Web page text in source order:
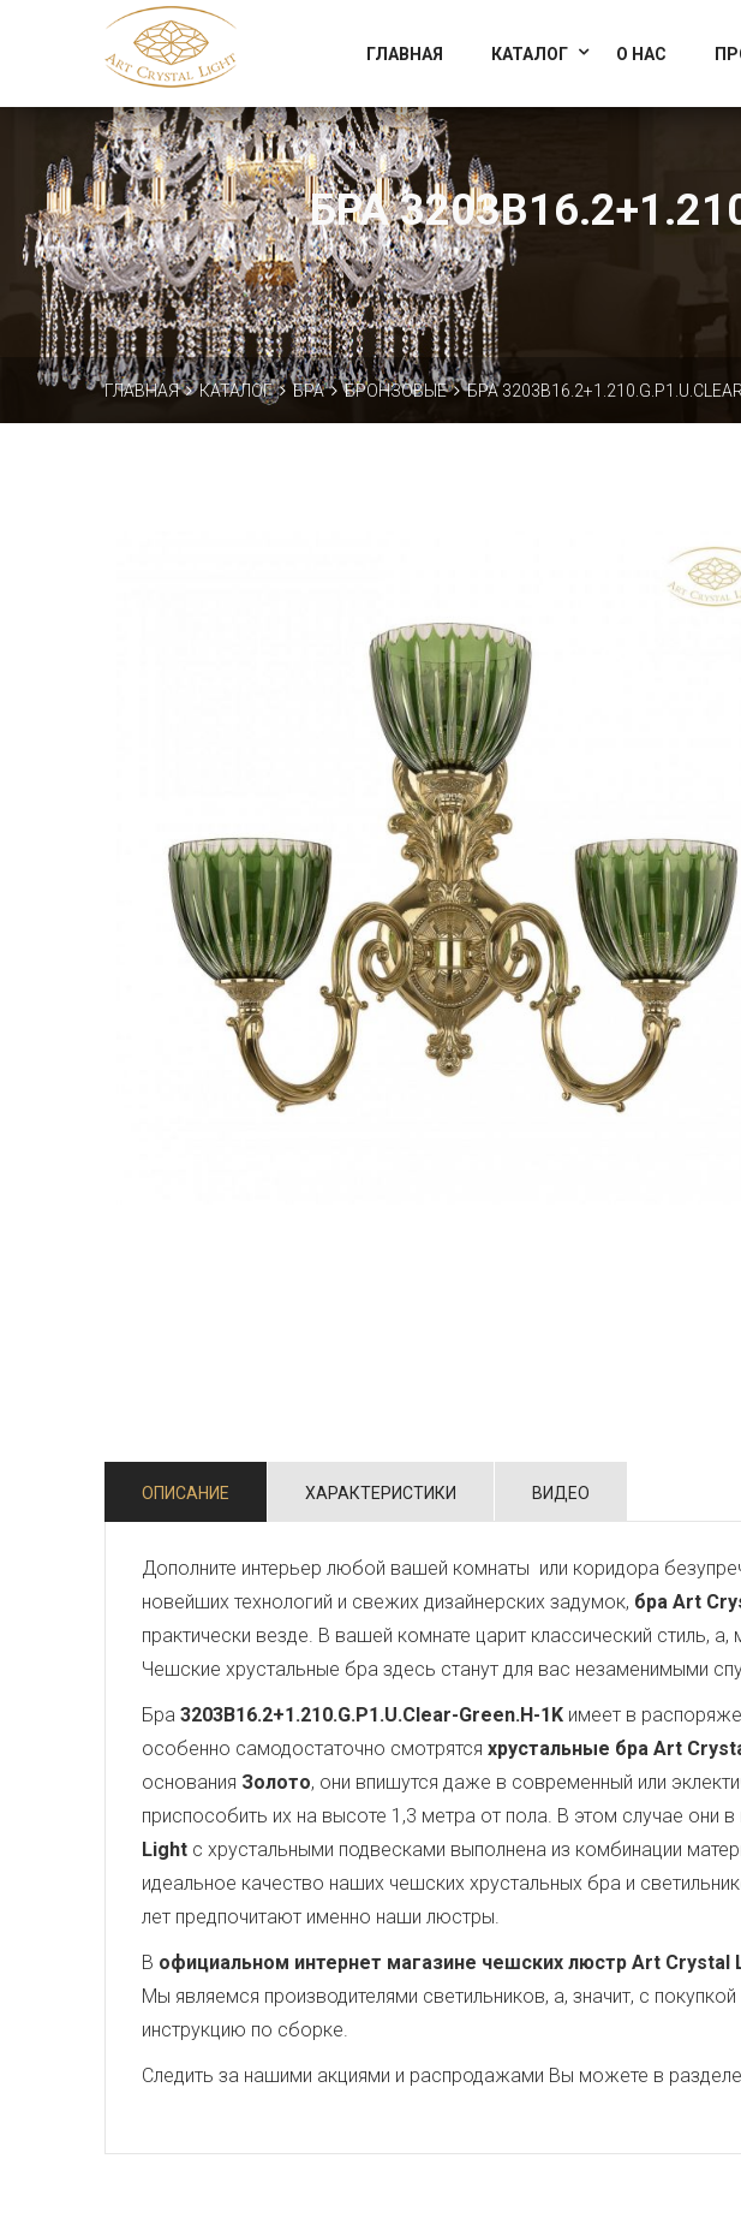
Официальный магазин фабрики Art Crystal Light
ГЛАВНАЯ КАТАЛОГ О НАС
БРА
ГЛАВНАЯ КАТАЛОГ БРА БРОНЗОВЫЕ БРА
ОПИСАНИЕ ХАРАКТЕРИСТИКИ ВИДЕО
Дополните интерьер любой вашей комнаты или коридора
новейших технологий и свежих дизайнерских задумок, бра Art
практически везде. В вашей комнате царит классический стиль,
Чешские хрустальные бра здесь станут для вас незаменимыми
Бра 3203B16.2+1.210.G.P1.U.Clear-Green.H-1K имеет в
особенно самодостаточно смотрятся хрустальные бра Art
основания Золото, они впишутся даже в современный или
приспособить их на высоте 1,3 метра от пола. В этом случае они
Light с хрустальными подвесками выполнена из комбинации
идеальное качество наших чешских хрустальных бра и
лет предпочитают именно наши люстры.
В официальном интернет магазине чешских люстр Art Crystal
Мы являемся производителями светильников, а, значит, с
инструкцию по сборке.
Следить за нашими акциями и распродажами Вы можете в разделе